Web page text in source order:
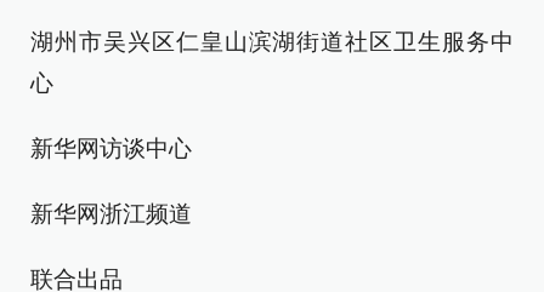
湖州市吴兴区仁皇山滨湖街道社区卫生服务中
心
新华网访谈中心
新华网浙江频道
联合出品